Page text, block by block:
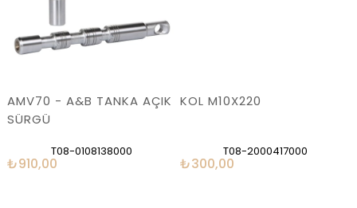
AMV70 - A&B TANKA AÇIK
SÜRGÜ
T08-0108138000
₺910,00
KOL M10X220
T08-2000417000
₺300,00